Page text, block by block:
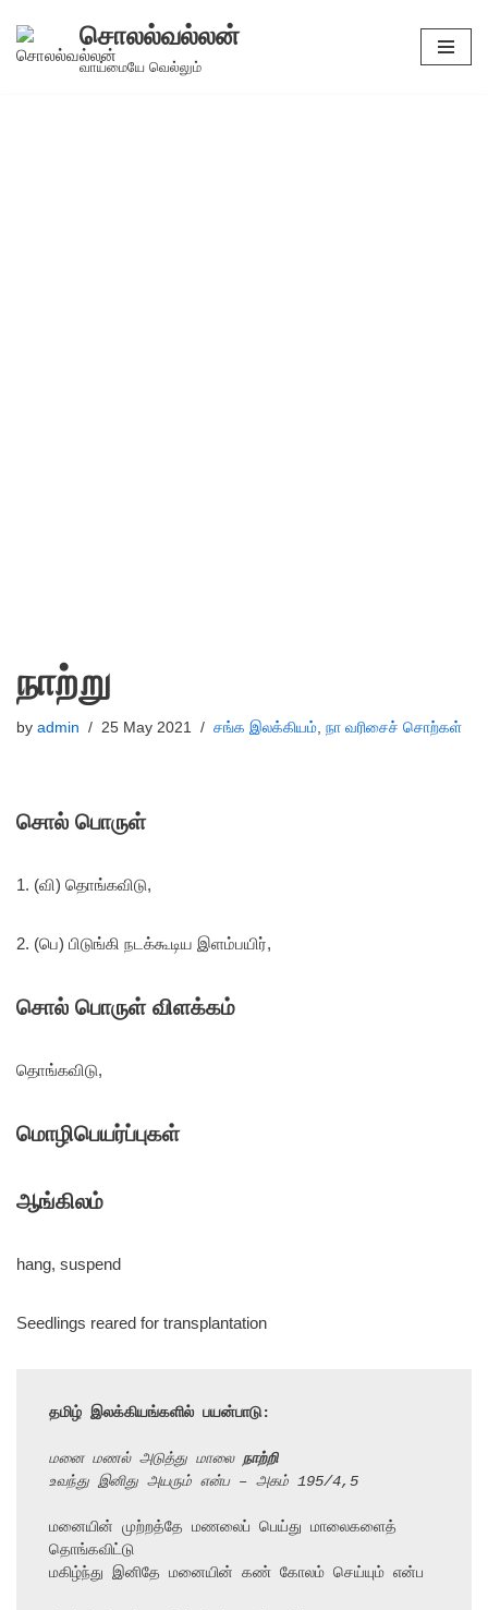
Skip
சொலல்வல்லன்
வாய்மையே வெல்லும்
நாற்று
by admin 25 May 2021 சங்க இலக்கியம், நா வரிசைச் சொற்கள்
சொல் பொருள்
1. (வி) தொங்கவிடு,
2. (பெ) பிடுங்கி நடக்கூடிய இளம்பயிர்,
சொல் பொருள் விளக்கம்
தொங்கவிடு,
மொழிபெயர்ப்புகள்
ஆங்கிலம்
hang, suspend
Seedlings reared for transplantation
தமிழ் இலக்கியங்களில் பயன்பாடு:
மனை மணல் அடுத்து மாலை நாற்றி
உவந்து இனிது அயரும் என்ப – அகம் 195/4,5
மனையின் முற்றத்தே மணலைப் பெய்து மாலைகளைத்
தொங்கவிட்டு
மகிழ்ந்து இனிதே மனையின் கண் கோலம் செய்யும் என்ப